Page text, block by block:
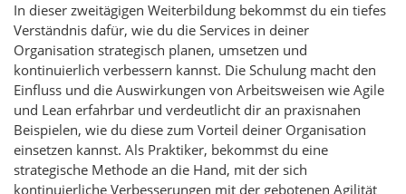
In dieser zweitägigen Weiterbildung bekommst du ein tiefes
Verständnis dafür, wie du die Services in deiner
Organisation strategisch planen, umsetzen und
kontinuierlich verbessern kannst. Die Schulung macht den
Einfluss und die Auswirkungen von Arbeitsweisen wie Agile
und Lean erfahrbar und verdeutlicht dir an praxisnahen
Beispielen, wie du diese zum Vorteil deiner Organisation
einsetzen kannst. Als Praktiker, bekommst du eine
strategische Methode an die Hand, mit der sich
kontinuierliche Verbesserungen mit der gebotenen Agilität